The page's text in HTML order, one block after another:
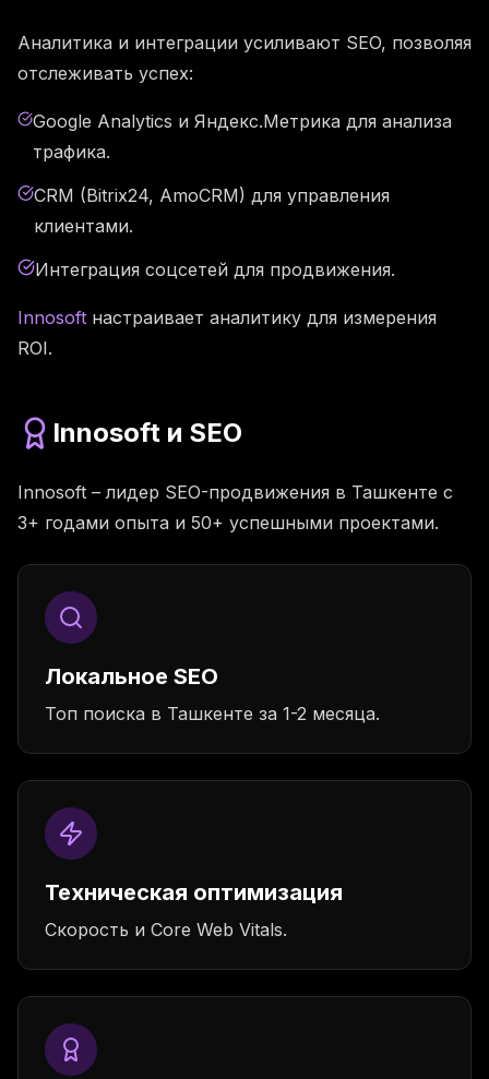
Аналитика и интеграции усиливают SEO, позволяя
отслеживать успех:
Google Analytics и Яндекс.Метрика для анализа
трафика.
CRM (Bitrix24, AmoCRM) для управления
клиентами.
Интеграция соцсетей для продвижения.
Innosoft настраивает аналитику для измерения
ROI.
Innosoft и SEO
Innosoft – лидер SEO-продвижения в Ташкенте с
3+ годами опыта и 50+ успешными проектами.
Локальное SEO
Топ поиска в Ташкенте за 1-2 месяца.
Техническая оптимизация
Скорость и Core Web Vitals.